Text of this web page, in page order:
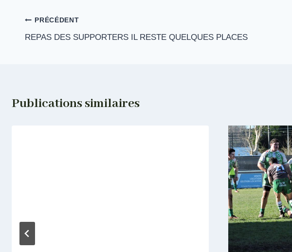
Navigation
de
PRÉCÉDENT
REPAS DES SUPPORTERS IL RESTE QUELQUES PLACES
Publications similaires